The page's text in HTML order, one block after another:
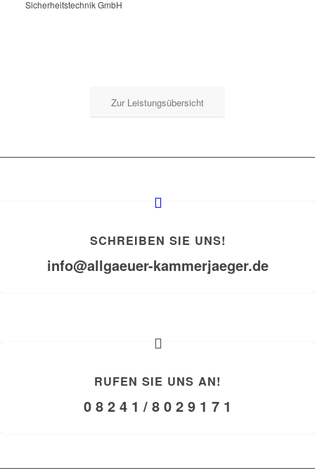
Sicherheitstechnik GmbH
Zur Leistungsübersicht
SCHREIBEN SIE UNS!
info@allgaeuer-kammerjaeger.de
RUFEN SIE UNS AN!
0 8 2 4 1 / 8 0 2 9 1 7 1